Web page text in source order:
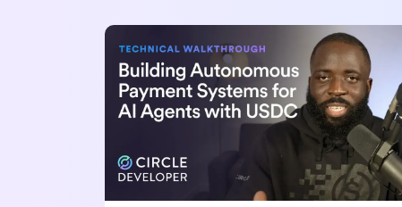
Building an Autonomous Payments System for AI